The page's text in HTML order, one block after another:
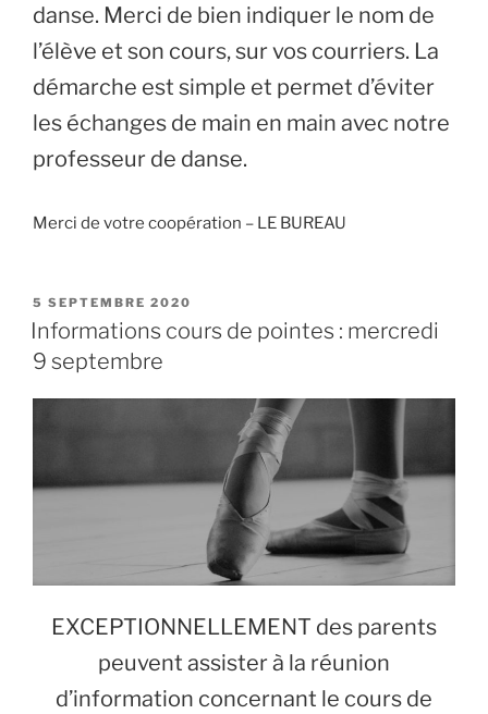
danse. Merci de bien indiquer le nom de
l’élève et son cours, sur vos courriers. La
démarche est simple et permet d’éviter
les échanges de main en main avec notre
professeur de danse.
Merci de votre coopération – LE BUREAU
PUBLIÉ
LE
5 SEPTEMBRE 2020
Informations cours de pointes : mercredi
9 septembre
EXCEPTIONNELLEMENT des parents
peuvent assister à la réunion
d’information concernant le cours de